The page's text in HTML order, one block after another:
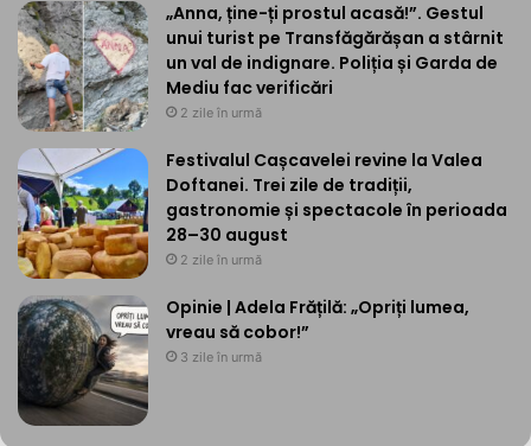
„Anna, ține-ți prostul acasă!”. Gestul
unui turist pe Transfăgărășan a stârnit
un val de indignare. Poliția și Garda de
Mediu fac verificări
2 zile în urmă
Festivalul Cașcavelei revine la Valea
Doftanei. Trei zile de tradiții,
gastronomie și spectacole în perioada
28–30 august
2 zile în urmă
Opinie | Adela Frățilă: „Opriți lumea,
vreau să cobor!”
3 zile în urmă